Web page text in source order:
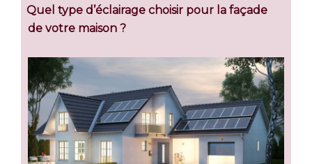
Quel type d’éclairage choisir pour la façade
de votre maison ?